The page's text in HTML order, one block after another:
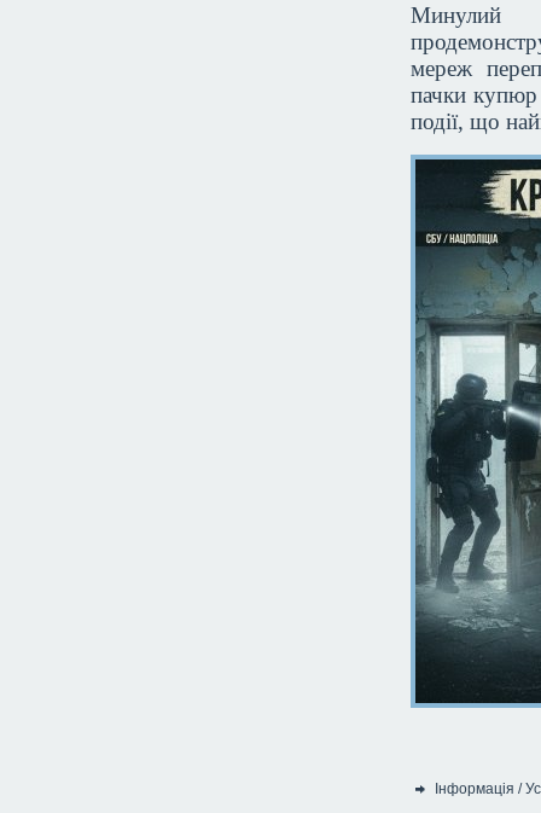
Минулий
мереж
пачки купюр
події, що
Категорія:
Інформація /